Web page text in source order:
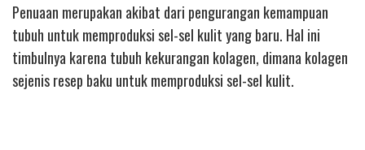
Penuaan merupakan akibat dari pengurangan kemampuan
tubuh untuk memproduksi sel-sel kulit yang baru. Hal ini
timbulnya karena tubuh kekurangan kolagen, dimana kolagen
sejenis resep baku untuk memproduksi sel-sel kulit.